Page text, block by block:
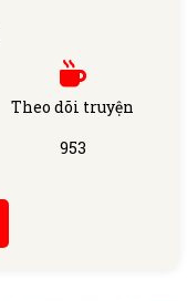
Theo dõi truyện
953